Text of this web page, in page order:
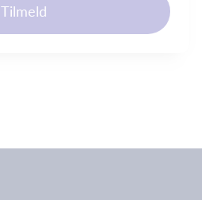
Tilmeld